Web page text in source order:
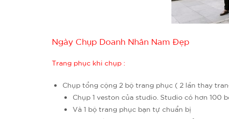
Ngày Chụp Doanh Nhân Nam Đẹp
Trang phục khi chụp :
Chụp tổng cộng 2 bộ trang phục ( 2 lần thay
Chụp 1 veston của studio. Studio có hơn 100
Và 1 bộ trang phục bạn tự chuẩn bị